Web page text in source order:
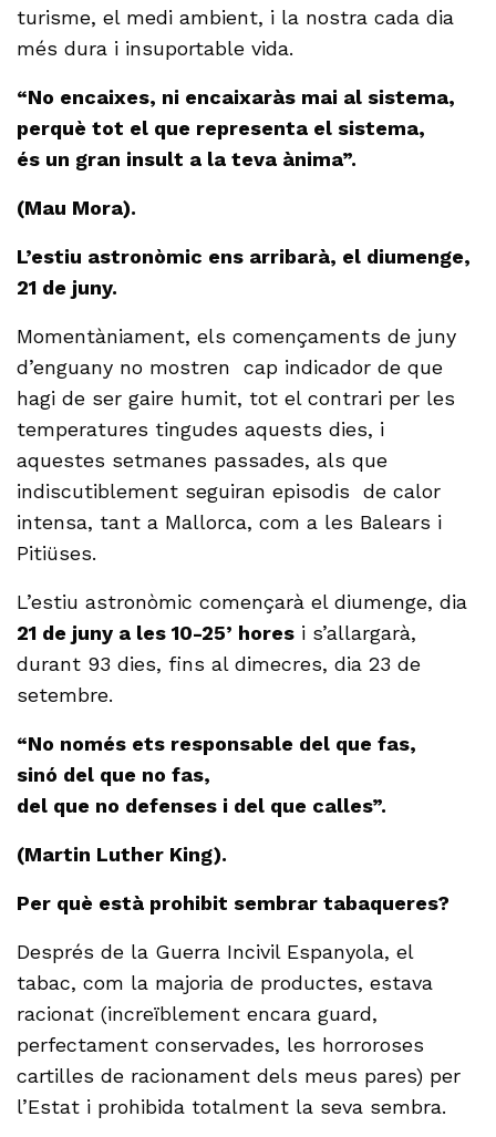
turisme, el medi ambient, i la nostra cada dia
més dura i insuportable vida.
“No encaixes, ni encaixaràs mai al sistema,
perquè tot el que representa el sistema,
és un gran insult a la teva ànima”.
(Mau Mora).
L’estiu astronòmic ens arribarà, el diumenge,
21 de juny.
Momentàniament, els començaments de juny
d’enguany no mostren cap indicador de que
hagi de ser gaire humit, tot el contrari per les
temperatures tingudes aquests dies, i
aquestes setmanes passades, als que
indiscutiblement seguiran episodis de calor
intensa, tant a Mallorca, com a les Balears i
Pitiüses.
L’estiu astronòmic començarà el diumenge, dia
21 de juny a les 10-25’ hores i s’allargarà,
durant 93 dies, fins al dimecres, dia 23 de
setembre.
“No només ets responsable del que fas,
sinó del que no fas,
del que no defenses i del que calles”.
(Martin Luther King).
Per què està prohibit sembrar tabaqueres?
Després de la Guerra Incivil Espanyola, el
tabac, com la majoria de productes, estava
racionat (increïblement encara guard,
perfectament conservades, les horroroses
cartilles de racionament dels meus pares) per
l’Estat i prohibida totalment la seva sembra.